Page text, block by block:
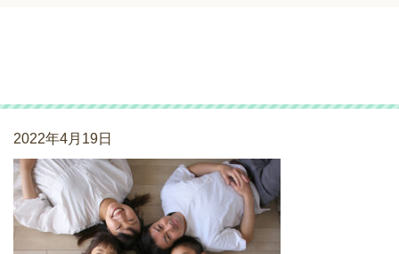
2022年4月19日